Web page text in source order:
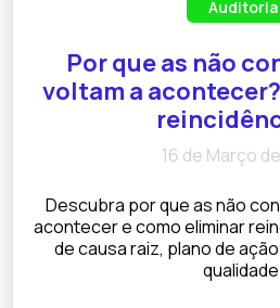
Auditoria
Por que as não
voltam a
16 de Março
Descubra por que as não
acontecer e como eliminar
de causa raiz, plano de